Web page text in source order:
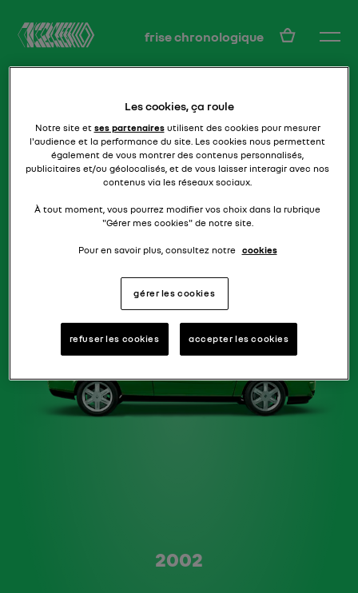
frise chronologique FR
Type A
AVANTIME
2002
Les cookies, ça roule
Notre site et ses partenairesutilisent des cookies pour mesurer
l'audience et la performance du site. Les cookies nous permettent
également de vous montrer des contenus personnalisés,
publicitaires et/ou géolocalisés, et de vous laisser interagir avec nos
contenus via les réseaux sociaux.
À tout moment, vous pourrez modifier vos choix dans la rubrique
"Gérer mes cookies" de notre site.
Pour en savoir plus, consultez notre cookies
gérer les cookies
refuser les cookies accepter les cookies